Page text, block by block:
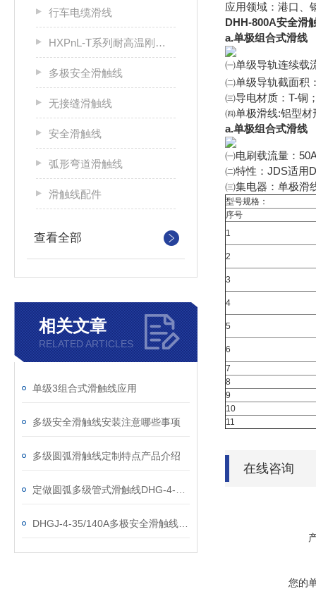
行车电缆滑线
HXPnL-T系列耐高温刚体滑触线
多极安全滑触线
无接缝滑触线
安全滑触线
弧形弯道滑触线
滑触线配件
查看全部
相关文章
RELATED ARTICLES
单级3组合式滑触线应用
多级安全滑触线安装注意哪些事项
多级圆弧滑触线定制特点产品介绍
应用领域：港口、
DHH-800A安全滑
a.单极组合式滑线
㈠单级导轨连续载
㈡单级导轨截面积
㈢导电材质：T-铜
㈣单极滑线:铝型
a.单极组合式滑线
㈠电刷载流量：
㈡特性：JDS适用
㈢集电器：单极滑
型号规格：
序号
1
2
3
4
5
6
7
8
9
10
11
在线咨询
您的